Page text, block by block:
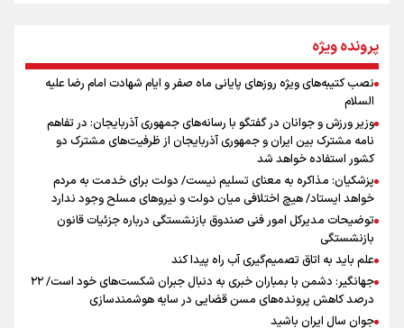
جمله‌ای که بغض چهارماهه را شکست؛ «آهای مردم، آقا از
تهران رفتند»
سه حسرتی که به دلم ماند
اینفو برنا / توصیه‌هایی طلایی برای پیاده روی اربعین
اینفو برنا / جدول کامل فاصله مرز شلمچه تا شهرهای زیارتی
پرونده ویژه
نصب کتیبه‌های ویژه روزهای پایانی ماه صفر و ایام شهادت امام رضا علیه
السلام
وزیر ورزش و جوانان در گفتگو با رسانه‌های جمهوری آذربایجان: در تفاهم
نامه مشترک بین ایران و جمهوری آذربایجان از ظرفیت‌های مشترک دو
کشور استفاده خواهد شد
پزشکیان: مذاکره به معنای تسلیم نیست/ دولت برای خدمت به مردم
خواهد ایستاد/ هیچ اختلافی میان دولت و نیروهای مسلح وجود ندارد
توضیحات مدیرکل امور فنی صندوق بازنشستگی درباره جزئیات قانون
بازنشستگی
علم باید به اتاق تصمیم‌گیری آب راه پیدا کند
جهانگیر: دشمن با بمباران خبری به دنبال جبران شکست‌های خود است/ ۲۲
درصد کاهش پرونده‌های مسن قضایی در سایه هوشمندسازی
جوان سال ایران باشید